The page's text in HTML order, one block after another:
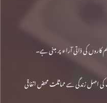
کی ذاتی آراء پر مبنی ہے۔
اصل زندگی سے مماثلت محض اتفاقی